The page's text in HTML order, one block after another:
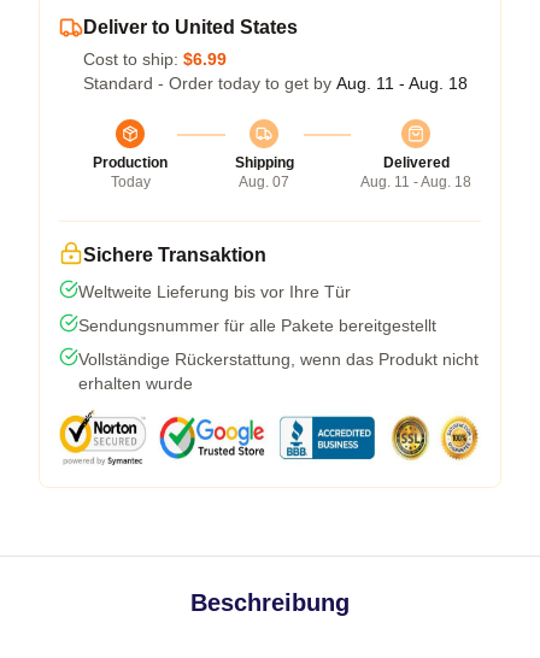
Deliver to United States
Cost to ship: $6.99
Standard - Order today to get by Aug. 11 - Aug. 18
Production
Today
Shipping
Aug. 07
Delivered
Aug. 11 - Aug. 18
Sichere Transaktion
Weltweite Lieferung bis vor Ihre Tür
Sendungsnummer für alle Pakete bereitgestellt
Vollständige Rückerstattung, wenn das Produkt nicht
erhalten wurde
Beschreibung